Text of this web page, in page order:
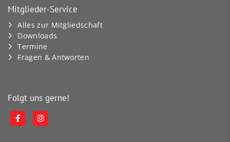
Mitglieder-Service
Alles zur Mitgliedschaft
Downloads
Termine
Fragen & Antworten
Folgt uns gerne!